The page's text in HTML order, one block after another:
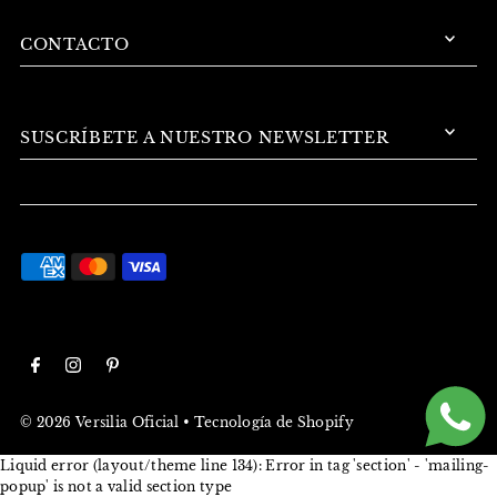
CONTACTO
SUSCRÍBETE A NUESTRO NEWSLETTER
© 2026 Versilia Oficial • Tecnología de Shopify
Liquid error (layout/theme line 134): Error in tag 'section' - 'mailing-
popup' is not a valid section type